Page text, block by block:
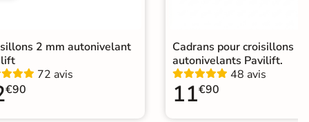
2 mm autonivelant
72 avis
€90
Cadrans pour croisillons
autonivelants Pavilift.
48 avis
11€90